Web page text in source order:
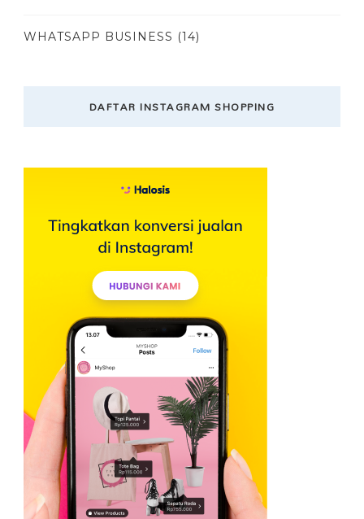
WHATSAPP BUSINESS (14)
DAFTAR INSTAGRAM SHOPPING